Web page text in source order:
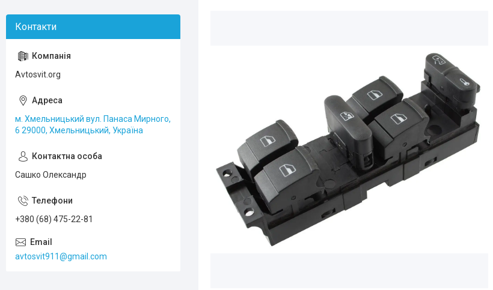
Avtosvit.org
м. Хмельницький вул. Панаса Мирного,
6 29000, Хмельницький, Україна
Сашко Олександр
+380 (68) 475-22-81
avtosvit911@gmail.com